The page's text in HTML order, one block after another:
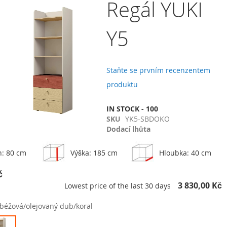
Regál YUKI
Y5
Staňte se prvním recenzentem
produktu
IN STOCK - 100
SKU YK5-SBDOKO
Dodací lhůta
80 cm Výška: 185 cm Hloubka: 40 cm
Lowest price of the last 30 days 3 830,00 Kč
olejovaný dub/koral
Přidat do košíku
Policová skříň YUKI Y4
4 230,00 Kč
Přidat do košíku
Přidat
k